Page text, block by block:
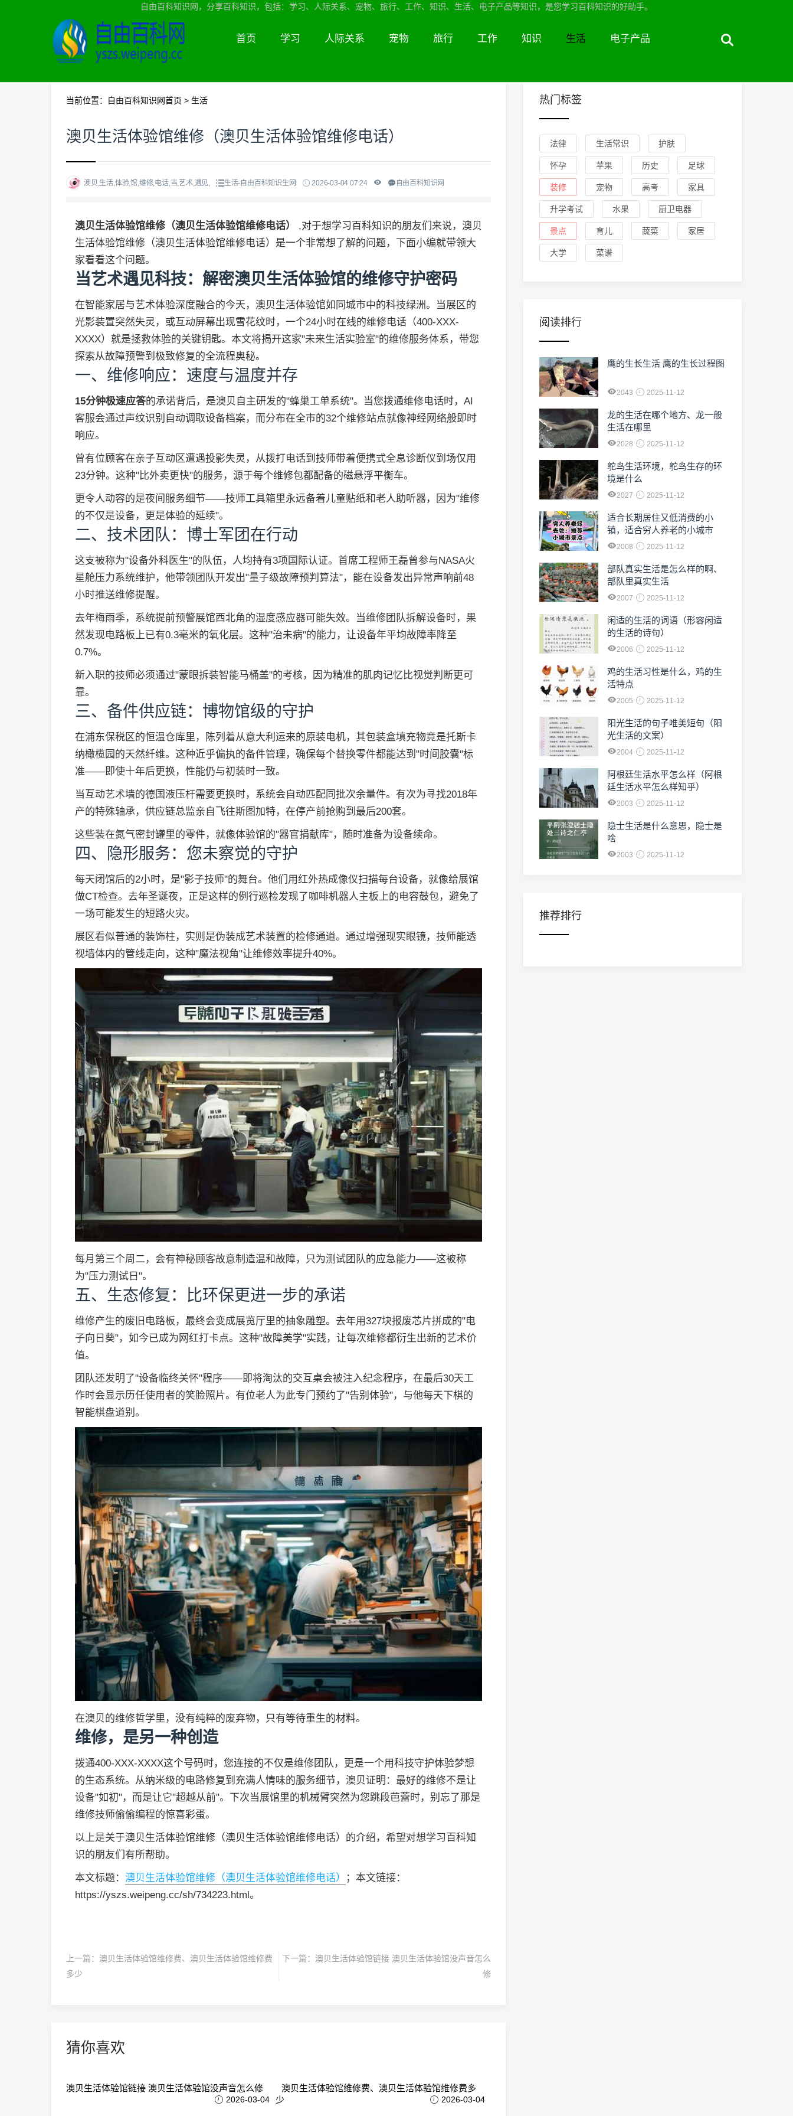
自由百科知识网，分享百科知识，包括：学习、人际关系、宠物、旅行、工作、知识、生活、电子产品等知识，是您学习百科知识的好助手。
首页 学习 人际关系 宠物 旅行 工作 知识 生活 电子产品
当前位置： 自由百科知识网首页 > 生活
澳贝生活体验馆维修（澳贝生活体验馆维修电话）
澳贝,生活,体验,馆,维修,电话,当,艺术,遇见, 生活-自由百科知识生网 2026-03-04 07:24 自由百科知识网
澳贝生活体验馆维修（澳贝生活体验馆维修电话） ,对于想学习百科知识的朋友们来说，澳贝
生活体验馆维修（澳贝生活体验馆维修电话）是一个非常想了解的问题，下面小编就带领大
家看看这个问题。
当艺术遇见科技：解密澳贝生活体验馆的维修守护密码
在智能家居与艺术体验深度融合的今天，澳贝生活体验馆如同城市中的科技绿洲。当展区的
光影装置突然失灵，或互动屏幕出现雪花纹时，一个24小时在线的维修电话（400-XXX-
XXXX）就是拯救体验的关键钥匙。本文将揭开这家"未来生活实验室"的维修服务体系，带您
探索从故障预警到极致修复的全流程奥秘。
一、维修响应：速度与温度并存
15分钟极速应答的承诺背后，是澳贝自主研发的"蜂巢工单系统"。当您拨通维修电话时，AI
客服会通过声纹识别自动调取设备档案，而分布在全市的32个维修站点就像神经网络般即时
响应。
曾有位顾客在亲子互动区遭遇投影失灵，从拨打电话到技师带着便携式全息诊断仪到场仅用
23分钟。这种"比外卖更快"的服务，源于每个维修包都配备的磁悬浮平衡车。
更令人动容的是夜间服务细节——技师工具箱里永远备着儿童贴纸和老人助听器，因为"维修
的不仅是设备，更是体验的延续"。
二、技术团队：博士军团在行动
这支被称为"设备外科医生"的队伍，人均持有3项国际认证。首席工程师王磊曾参与NASA火
星舱压力系统维护，他带领团队开发出"量子级故障预判算法"，能在设备发出异常声响前48
小时推送维修提醒。
去年梅雨季，系统提前预警展馆西北角的湿度感应器可能失效。当维修团队拆解设备时，果
然发现电路板上已有0.3毫米的氧化层。这种"治未病"的能力，让设备年平均故障率降至
0.7%。
新入职的技师必须通过"蒙眼拆装智能马桶盖"的考核，因为精准的肌肉记忆比视觉判断更可
靠。
三、备件供应链：博物馆级的守护
在浦东保税区的恒温仓库里，陈列着从意大利运来的原装电机，其包装盒填充物竟是托斯卡
纳橄榄园的天然纤维。这种近乎偏执的备件管理，确保每个替换零件都能达到"时间胶囊"标
准——即使十年后更换，性能仍与初装时一致。
当互动艺术墙的德国液压杆需要更换时，系统会自动匹配同批次余量件。有次为寻找2018年
产的特殊轴承，供应链总监亲自飞往斯图加特，在停产前抢购到最后200套。
这些装在氮气密封罐里的零件，就像体验馆的"器官捐献库"，随时准备为设备续命。
四、隐形服务：您未察觉的守护
每天闭馆后的2小时，是"影子技师"的舞台。他们用红外热成像仪扫描每台设备，就像给展馆
做CT检查。去年圣诞夜，正是这样的例行巡检发现了咖啡机器人主板上的电容鼓包，避免了
一场可能发生的短路火灾。
展区看似普通的装饰柱，实则是伪装成艺术装置的检修通道。通过增强现实眼镜，技师能透
视墙体内的管线走向，这种"魔法视角"让维修效率提升40%。
每月第三个周二，会有神秘顾客故意制造温和故障，只为测试团队的应急能力——这被称
为"压力测试日"。
五、生态修复：比环保更进一步的承诺
维修产生的废旧电路板，最终会变成展览厅里的抽象雕塑。去年用327块报废芯片拼成的"电
子向日葵"，如今已成为网红打卡点。这种"故障美学"实践，让每次维修都衍生出新的艺术价
值。
团队还发明了"设备临终关怀"程序——即将淘汰的交互桌会被注入纪念程序，在最后30天工
作时会显示历任使用者的笑脸照片。有位老人为此专门预约了"告别体验"，与他每天下棋的
智能棋盘道别。
在澳贝的维修哲学里，没有纯粹的废弃物，只有等待重生的材料。
维修，是另一种创造
拨通400-XXX-XXXX这个号码时，您连接的不仅是维修团队，更是一个用科技守护体验梦想
的生态系统。从纳米级的电路修复到充满人情味的服务细节，澳贝证明：最好的维修不是让
设备"如初"，而是让它"超越从前"。下次当展馆里的机械臂突然为您跳段芭蕾时，别忘了那是
维修技师偷偷编程的惊喜彩蛋。
以上是关于澳贝生活体验馆维修（澳贝生活体验馆维修电话）的介绍，希望对想学习百科知
识的朋友们有所帮助。
本文标题： 澳贝生活体验馆维修（澳贝生活体验馆维修电话）
；本文链接：
https://yszs.weipeng.cc/sh/734223.html。
上一篇： 澳贝生活体验馆维修费、澳贝生活体验馆维修费
多少
下一篇： 澳贝生活体验馆链接 澳贝生活体验馆没声音怎么
修
猜你喜欢
澳贝生活体验馆链接 澳贝生活体验馆没声音怎么修
2026-03-04
澳贝生活体验馆维修费、澳贝生活体验馆维修费多
少
2026-03-04
热门标签
法律 生活常识 护肤
怀孕 苹果 历史 足球
装修 宠物 高考 家具
升学考试 水果 厨卫电器
景点 育儿 蔬菜 家居
大学 菜谱
阅读排行
鹰的生长生活 鹰的生长过程图
2043 2025-11-12
龙的生活在哪个地方、龙一般
生活在哪里
2028 2025-11-12
鸵鸟生活环境，鸵鸟生存的环
境是什么
2027 2025-11-12
适合长期居住又低消费的小
镇，适合穷人养老的小城市
2008 2025-11-12
部队真实生活是怎么样的啊、
部队里真实生活
2007 2025-11-12
闲适的生活的词语（形容闲适
的生活的诗句）
2006 2025-11-12
鸡的生活习性是什么，鸡的生
活特点
2005 2025-11-12
阳光生活的句子唯美短句（阳
光生活的文案）
2004 2025-11-12
阿根廷生活水平怎么样（阿根
廷生活水平怎么样知乎）
2003 2025-11-12
隐士生活是什么意思，隐士是
啥
2003 2025-11-12
推荐排行